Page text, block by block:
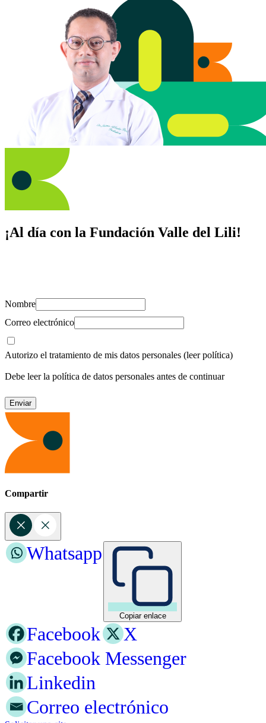
¡Al día con la Fundación Valle del Lili!
Nombre
Correo electrónico
Autorizo el tratamiento de mis datos personales (leer política)
Debe leer la política de datos personales antes de continuar
Compartir
Copiar enlace
Whatsapp
Facebook
X
Facebook Messenger
Linkedin
Correo electrónico